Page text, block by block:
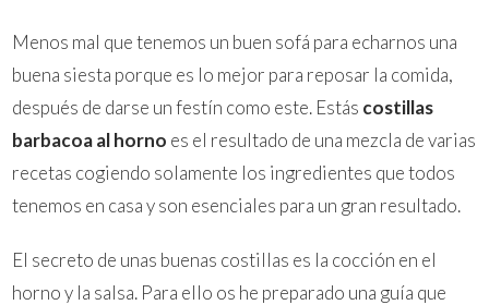
Menos mal que tenemos un buen sofá para echarnos una
buena siesta porque es lo mejor para reposar la comida,
después de darse un festín como este. Estás costillas
barbacoa al horno es el resultado de una mezcla de varias
recetas cogiendo solamente los ingredientes que todos
tenemos en casa y son esenciales para un gran resultado.
El secreto de unas buenas costillas es la cocción en el
horno y la salsa. Para ello os he preparado una guía que